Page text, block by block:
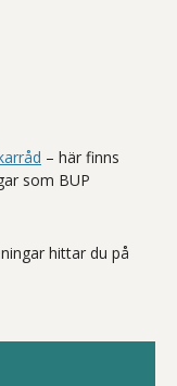
– här finns
som BUP
hittar du på